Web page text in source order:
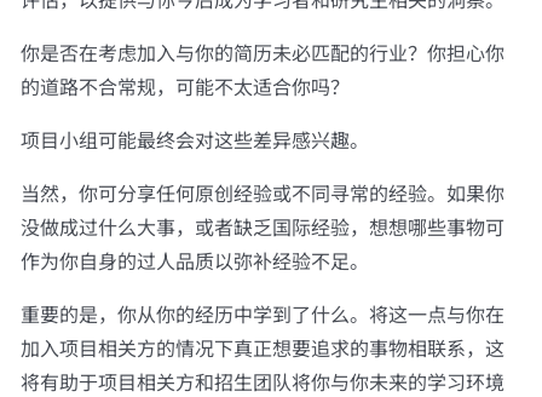
你是否在考虑加入与你的简历未必匹配的行业？你担心你
的道路不合常规，可能不太适合你吗？
项目小组可能最终会对这些差异感兴趣。
当然，你可分享任何原创经验或不同寻常的经验。如果你
没做成过什么大事，或者缺乏国际经验，想想哪些事物可
作为你自身的过人品质以弥补经验不足。
重要的是，你从你的经历中学到了什么。将这一点与你在
加入项目相关方的情况下真正想要追求的事物相联系，这
将有助于项目相关方和招生团队将你与你未来的学习环境